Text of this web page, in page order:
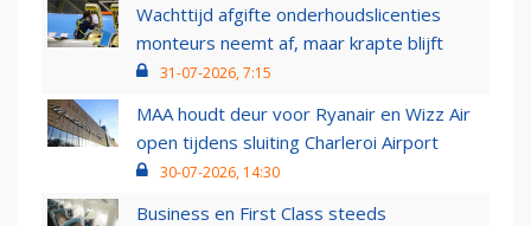
Wachttijd afgifte onderhoudslicenties
monteurs neemt af, maar krapte blijft
31-07-2026, 7:15
MAA houdt deur voor Ryanair en Wizz Air
open tijdens sluiting Charleroi Airport
30-07-2026, 14:30
Business en First Class steeds